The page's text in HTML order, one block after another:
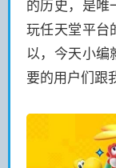
的历史，是唯
玩任天堂平台
以，今天小编
要的用户们跟